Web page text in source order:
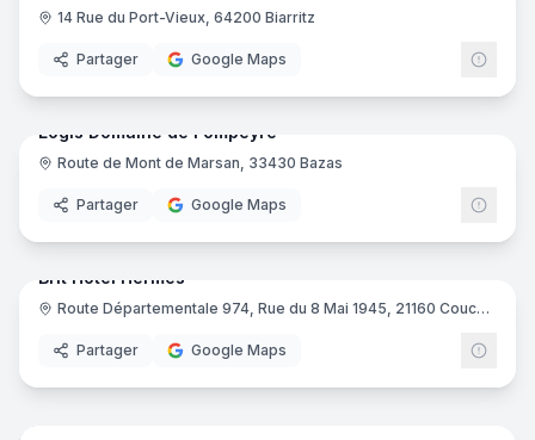
14 Rue du Port-Vieux, 64200 Biarritz
Partager Google Maps
64
Logis Domaine de Fompeyre
Route de Mont de Marsan, 33430 Bazas
Partager Google Maps
15
Brit Hotel Hermes
Route Départementale 974, Rue du 8 Mai 1945, 21160 Couchey
Partager Google Maps
16